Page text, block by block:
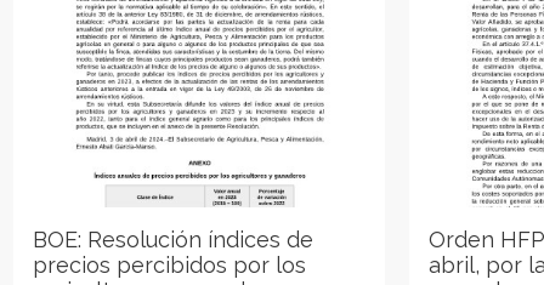
BOE: Resolución índices de
precios percibidos por los
Orden
abril, por